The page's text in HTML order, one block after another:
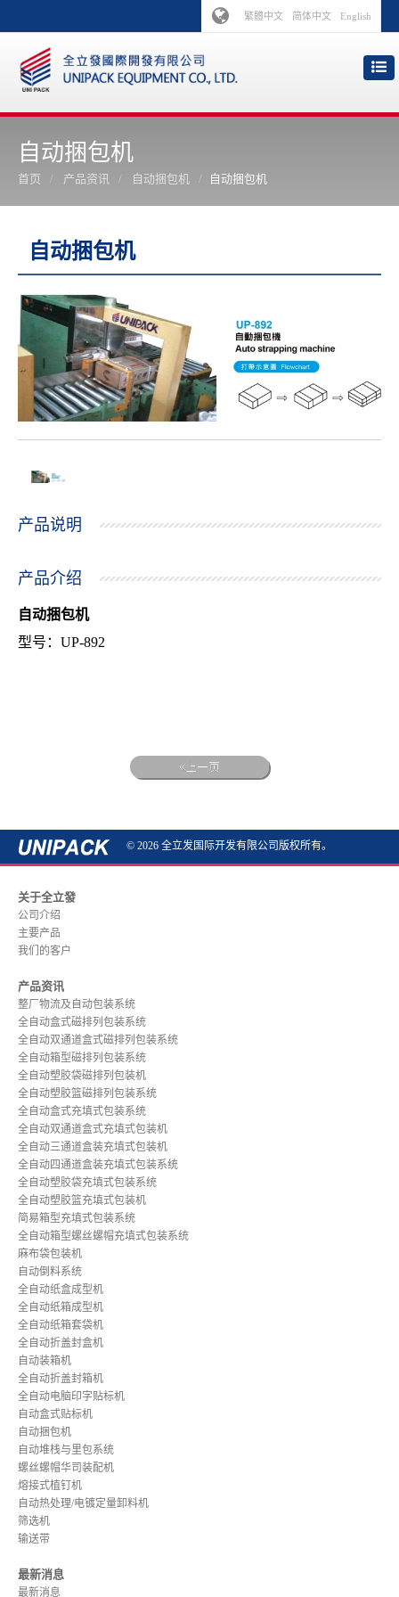
繁體中文 简体中文 English
自动捆包机
首页 产品资讯 自动捆包机 自动捆包机
自动捆包机
产品说明
产品介绍
自动捆包机
型号： UP-892
上一页
© 2026 全立发国际开发有限公司版权所有。
关于全立發
公司介绍
主要产品
我们的客户
产品资讯
整厂物流及自动包装系统
全自动盒式磁排列包装系统
全自动双通道盒式磁排列包装系统
全自动箱型磁排列包装系统
全自动塑胶袋磁排列包装机
全自动塑胶篮磁排列包装系统
全自动盒式充填式包装系统
全自动双通道盒式充填式包装机
全自动三通道盒装充填式包装机
全自动四通道盒装充填式包装系统
全自动塑胶袋充填式包装系统
全自动塑胶篮充填式包装机
简易箱型充填式包装系统
全自动箱型螺丝螺帽充填式包装系统
麻布袋包装机
自动倒料系统
全自动纸盒成型机
全自动纸箱成型机
全自动纸箱套袋机
全自动折盖封盒机
自动装箱机
全自动折盖封箱机
全自动电脑印字贴标机
自动盒式贴标机
自动捆包机
自动堆栈与里包系统
螺丝螺帽华司装配机
熔接式植钉机
自动热处理/电镀定量卸料机
筛选机
输送带
最新消息
最新消息